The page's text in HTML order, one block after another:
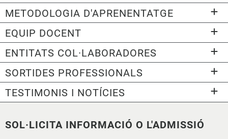
METODOLOGIA D'APRENENTATGE
EQUIP DOCENT
ENTITATS COL·LABORADORES
SORTIDES PROFESSIONALS
TESTIMONIS I NOTÍCIES
SOL·LICITA INFORMACIÓ O L'ADMISSIÓ